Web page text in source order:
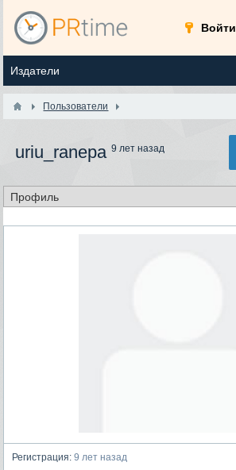
Войти
Пользователи
uriu_ranepa9 лет назад
Регистрация: 9 лет назад